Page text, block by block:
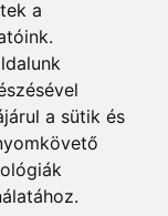
a
a sütik és
út 24.